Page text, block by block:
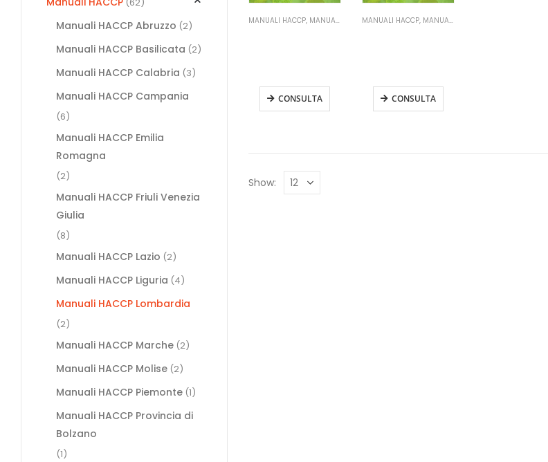
MANUALI HACCP, MANUALI HACCP LOMBARDIA
CONSULTA
MANUALI HACCP, MANUALI HACCP LOMBARDIA
CONSULTA
Show:
Manuali HACCP Abruzzo (2)
Manuali HACCP Basilicata (2)
Manuali HACCP Calabria (3)
Manuali HACCP Campania
(6)
Manuali HACCP Emilia
Romagna
(2)
Manuali HACCP Friuli Venezia
Giulia
(8)
Manuali HACCP Lazio (2)
Manuali HACCP Liguria (4)
Manuali HACCP Lombardia
(2)
Manuali HACCP Marche (2)
Manuali HACCP Molise (2)
Manuali HACCP Piemonte (1)
Manuali HACCP Provincia di
Bolzano
(1)